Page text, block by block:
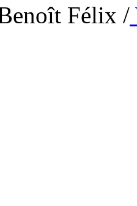
Félix /